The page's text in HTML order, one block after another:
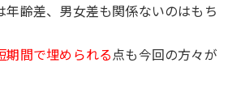
年齢差、男女差も関係ないのはもち
期間で埋められる点も今回の方々が